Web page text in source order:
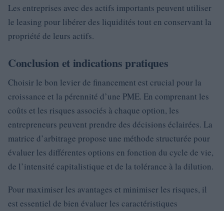
Les entreprises avec des actifs importants peuvent utiliser
le leasing pour libérer des liquidités tout en conservant la
propriété de leurs actifs.
Conclusion et indications pratiques
Choisir le bon levier de financement est crucial pour la
croissance et la pérennité d’une PME. En comprenant les
coûts et les risques associés à chaque option, les
entrepreneurs peuvent prendre des décisions éclairées. La
matrice d’arbitrage propose une méthode structurée pour
évaluer les différentes options en fonction du cycle de vie,
de l’intensité capitalistique et de la tolérance à la dilution.
Pour maximiser les avantages et minimiser les risques, il
est essentiel de bien évaluer les caractéristiques